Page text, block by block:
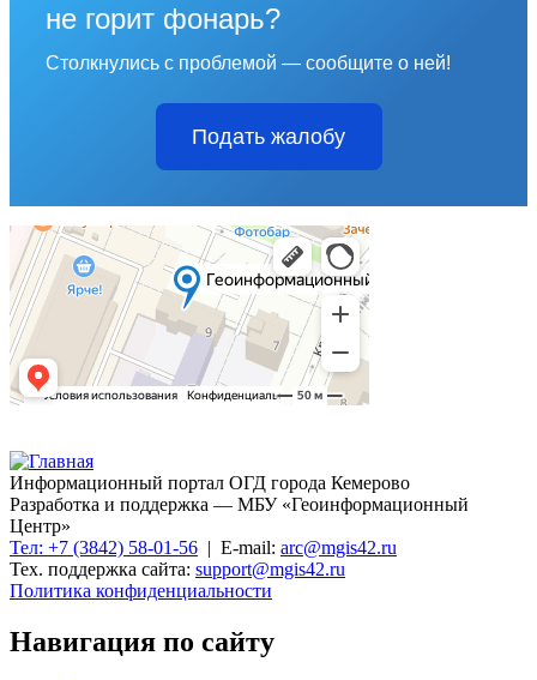
не горит фонарь?
Столкнулись с проблемой — сообщите о ней!
Подать жалобу
Информационный портал ОГД города Кемерово
Разработка и поддержка — МБУ «Геоинформационный
Центр»
Тел: +7 (3842) 58-01-56 | E-mail: arc@mgis42.ru
Тех. поддержка сайта: support@mgis42.ru
Политика конфиденциальности
Навигация по сайту